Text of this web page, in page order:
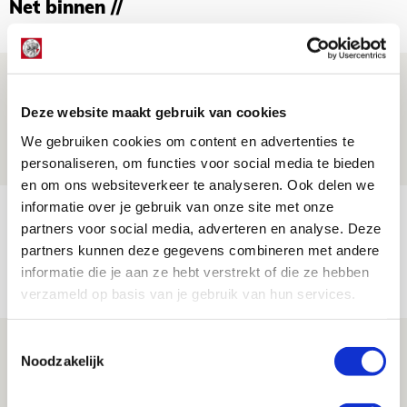
Deze website maakt gebruik van cookies
We gebruiken cookies om content en advertenties te
personaliseren, om functies voor social media te bieden
en om ons websiteverkeer te analyseren. Ook delen we
informatie over je gebruik van onze site met onze
partners voor social media, adverteren en analyse. Deze
partners kunnen deze gegevens combineren met andere
informatie die je aan ze hebt verstrekt of die ze hebben
verzameld op basis van je gebruik van hun services.
Noodzakelijk
Net binnen //
Zwolle - Ajax
08 AUGUSTUS 2026 - 12:32
Míchels elf: met welke formatie begin
jij aan nieuw eredivisieseizoen?
08 AUGUSTUS 2026 - 11:34
NIEUWS
Spelen bij Jong Ajax of Ajax 1? Dat
maakt Abdalla ‘geen reet’ uit